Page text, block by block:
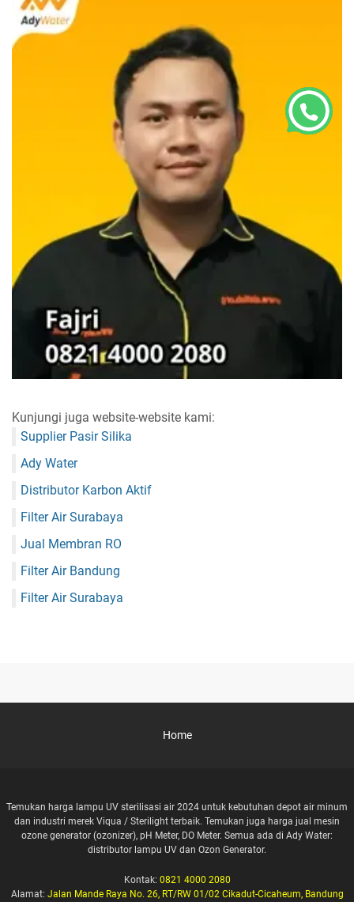
Kunjungi juga website-website kami:
Supplier Pasir Silika
Ady Water
Distributor Karbon Aktif
Filter Air Surabaya
Jual Membran RO
Filter Air Bandung
Filter Air Surabaya
Home
Temukan harga lampu UV sterilisasi air 2024 untuk kebutuhan depot air minum
dan industri merek Viqua / Sterilight terbaik. Temukan juga harga jual mesin
ozone generator (ozonizer), pH Meter, DO Meter. Semua ada di Ady Water:
distributor lampu UV dan Ozon Generator.
Kontak: 0821 4000 2080
Alamat: Jalan Mande Raya No. 26, RT/RW 01/02 Cikadut-Cicaheum, Bandung